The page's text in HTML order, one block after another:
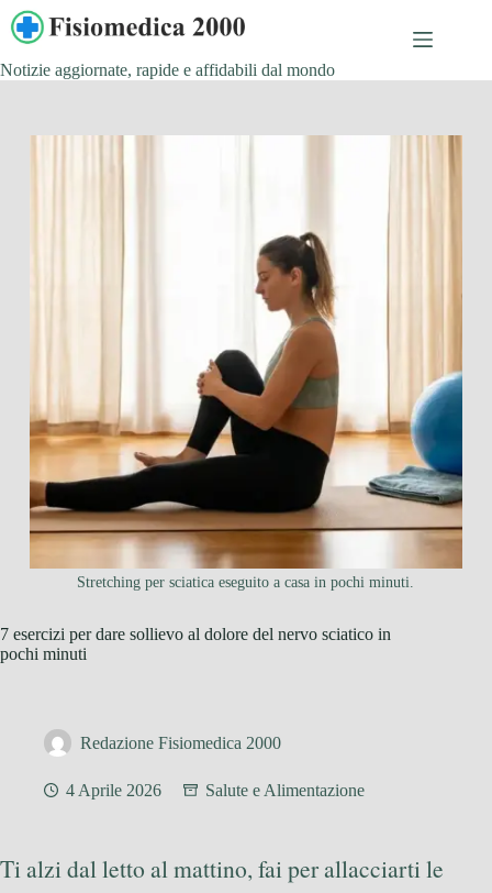
Salta
contenuto
Notizie aggiornate, rapide e affidabili dal mondo
Stretching per sciatica eseguito a casa in pochi minuti.
7 esercizi per dare sollievo al dolore del nervo sciatico in
pochi minuti
Redazione Fisiomedica 2000
4 Aprile 2026 Salute e Alimentazione
Ti alzi dal letto al mattino, fai per allacciarti le